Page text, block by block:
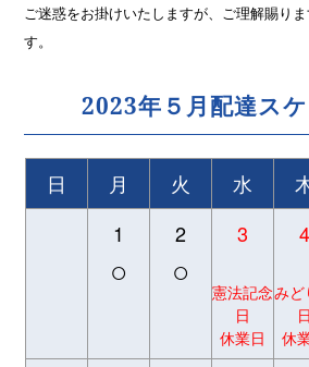
ご迷惑をお掛けいたしますが、ご理解賜り
す。
2023年５月配達ス
日 月 火 水
1
○
2
○
3
憲法記念
日
休業日
4
みど
日
休